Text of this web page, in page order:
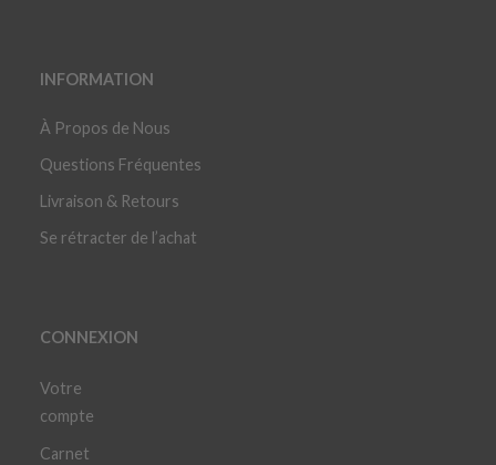
INFORMATION
À Propos de Nous
Questions Fréquentes
Livraison & Retours
Se rétracter de l’achat
CONNEXION
Votre
compte
Carnet